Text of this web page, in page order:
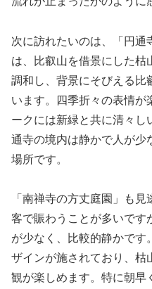
次に訪れたいのは、「円通
は、比叡山を借景にした枯
調和し、背景にそびえる比
います。四季折々の表情が
ークには新緑と共に清々し
通寺の境内は静かで人が少
場所です。
「南禅寺の方丈庭園」も
客で賑わうことが多いです
が少なく、比較的静かです
ザインが施されており、枯
観が楽しめます。特に朝早